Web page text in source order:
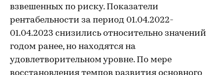
взвешенных по риску. Показатели
рентабельности за период 01.04.2022-
01.04.2023 снизились относительно значений
годом ранее, но находятся на
удовлетворительном уровне. По мере